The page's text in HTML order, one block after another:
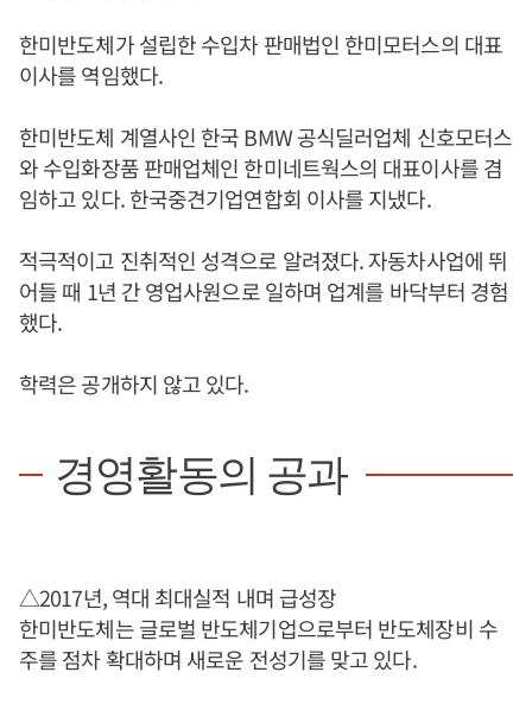
한미반도체가 설립한 수입차 판매법인 한미모터스의 대표
이사를 역임했다.
한미반도체 계열사인 한국 BMW 공식딜러업체 신호모터스
와 수입화장품 판매업체인 한미네트웍스의 대표이사를 겸
임하고 있다. 한국중견기업연합회 이사를 지냈다.
적극적이고 진취적인 성격으로 알려졌다. 자동차사업에 뛰
어들 때 1년 간 영업사원으로 일하며 업계를 바닥부터 경험
했다.
학력은 공개하지 않고 있다.
경영활동의 공과
△2017년, 역대 최대실적 내며 급성장
한미반도체는 글로벌 반도체기업으로부터 반도체장비 수
주를 점차 확대하며 새로운 전성기를 맞고 있다.